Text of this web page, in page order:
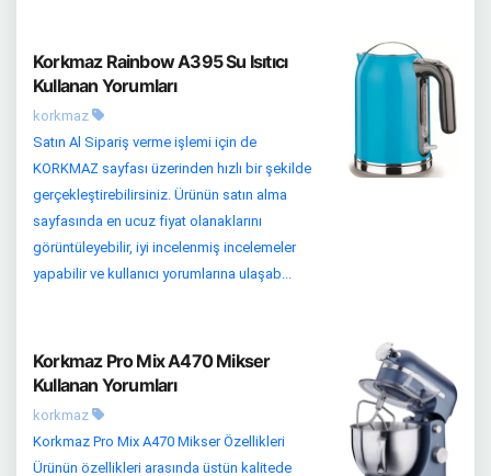
Korkmaz Rainbow A395 Su Isıtıcı
Kullanan Yorumları
korkmaz
Satın Al Sipariş verme işlemi için de
KORKMAZ sayfası üzerinden hızlı bir şekilde
gerçekleştirebilirsiniz. Ürünün satın alma
sayfasında en ucuz fiyat olanaklarını
görüntüleyebilir, iyi incelenmiş incelemeler
yapabilir ve kullanıcı yorumlarına ulaşab...
Korkmaz Pro Mix A470 Mikser
Kullanan Yorumları
korkmaz
Korkmaz Pro Mix A470 Mikser Özellikleri
Ürünün özellikleri arasında üstün kalitede